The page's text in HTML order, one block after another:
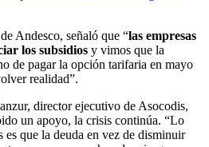
Andesco, señaló que “las empresas
los subsidios y vimos que la
de pagar la opción tarifaria en mayo
realidad”.
director ejecutivo de Asocodis,
un apoyo, la crisis continúa. “Lo
es que la deuda en vez de disminuir